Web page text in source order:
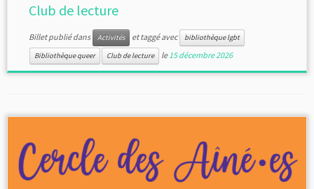
Club de lecture
Billet publié dans Activités et taggé avec
bibliothèque lgbt
Bibliothèque queer
Club de lecture le 15 décembre 2026